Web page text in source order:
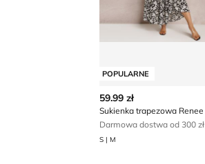
POPULARNE
59.99 zł
Sukienka trapezowa Renee
Darmowa dostwa od 300 zł
S | M